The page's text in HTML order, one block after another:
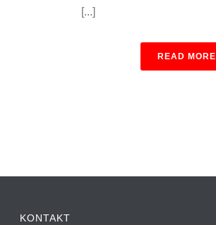
[...]
READ MORE
KONTAKT